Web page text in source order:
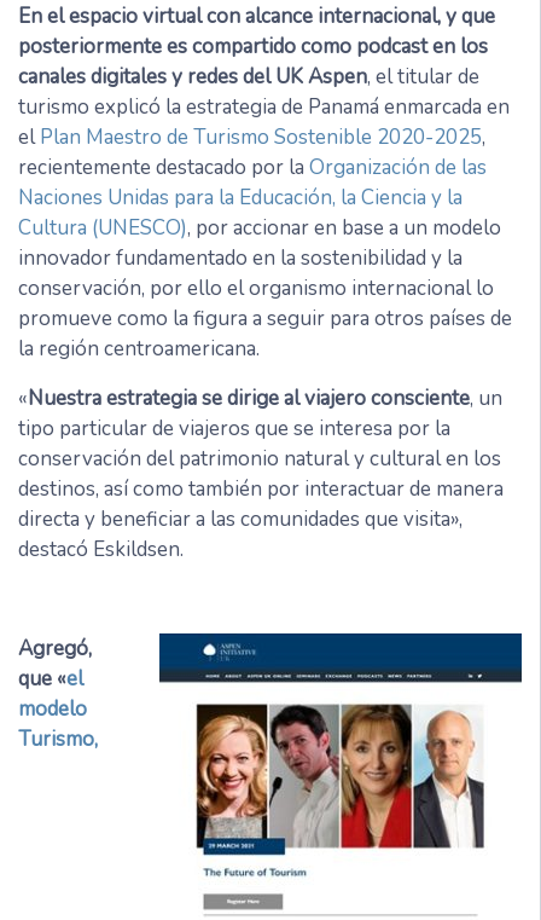
En el espacio virtual con alcance internacional, y que
posteriormente es compartido como podcast en los
canales digitales y redes del UK Aspen, el titular de
turismo explicó la estrategia de Panamá enmarcada en
elPlan Maestro de Turismo Sostenible 2020-2025,
recientemente destacado por la Organización de las
Naciones Unidas para la Educación, la Ciencia y la
Cultura (UNESCO), por accionar en base a un modelo
innovador fundamentado en la sostenibilidad y la
conservación, por ello el organismo internacional lo
promueve como la figura a seguir para otros países de
la región centroamericana.
«Nuestra estrategia se dirige al viajero consciente, un
tipo particular de viajeros que se interesa por la
conservación del patrimonio natural y cultural en los
destinos, así como también por interactuar de manera
directa y beneficiar a las comunidades que visita»,
destacó Eskildsen.
Agregó,
que «el
modelo
Turismo,